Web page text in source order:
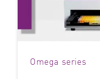
Omega series